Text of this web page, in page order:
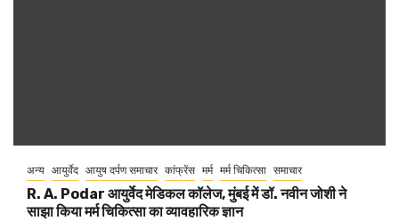
अन्य आयुर्वेद आयुष दर्पण समाचार कांफ्रेंस मर्म मर्म चिकित्सा समाचार
R. A. Podar आयुर्वेद मेडिकल कॉलेज, मुंबई में डॉ. नवीन जोशी ने
साझा किया मर्म चिकित्सा का व्यावहारिक ज्ञान